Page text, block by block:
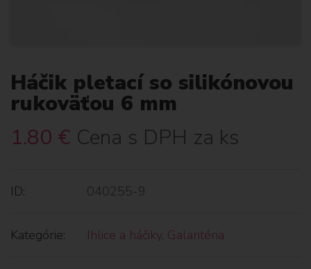
Háčik pletací so silikónovou
rukoväťou 6 mm
1.80 € Cena s DPH za ks
ID: 040255-9
Kategórie: Ihlice a háčiky, Galantéria